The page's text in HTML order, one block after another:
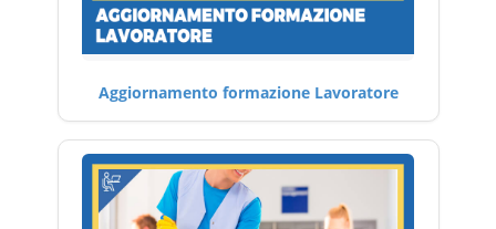
Aggiornamento formazione Lavoratore